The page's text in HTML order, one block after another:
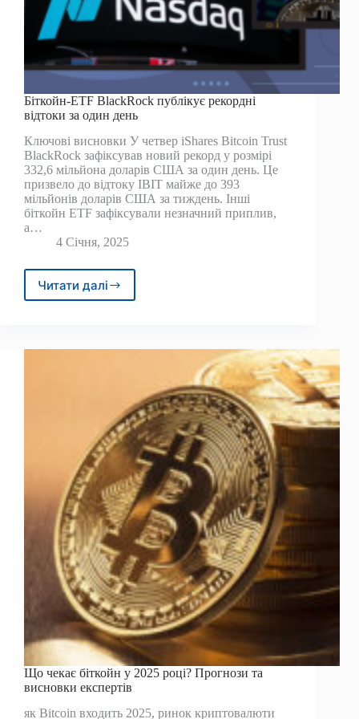
Біткойн-ETF BlackRock публікує рекордні
відтоки за один день
Ключові висновки У четвер iShares Bitcoin Trust
BlackRock зафіксував новий рекорд у розмірі
332,6 мільйона доларів США за один день. Це
призвело до відтоку IBIT майже до 393
мільйонів доларів США за тиждень. Інші
біткойн ETF зафіксували незначний приплив,
а…
4 Січня, 2025
Читати далі
Біткойн-
рекордні
Що чекає біткойн у 2025 році? Прогнози та
висновки експертів
як Bitcoin входить 2025, ринок криптовалюти